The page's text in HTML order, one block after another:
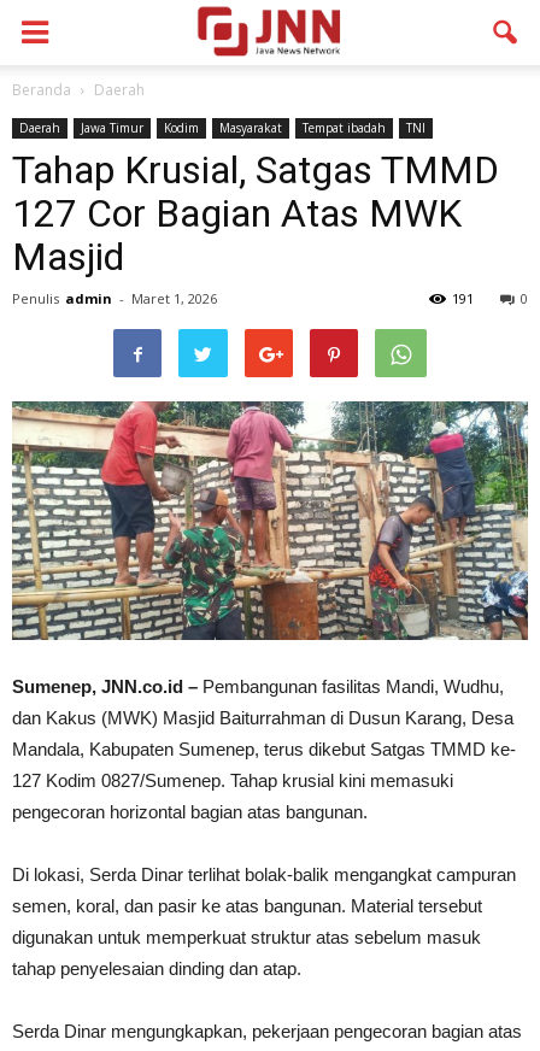
Beranda Daerah
Daerah Jawa Timur Kodim Masyarakat Tempat ibadah TNI
Tahap Krusial, Satgas TMMD
127 Cor Bagian Atas MWK
Masjid
Penulis admin - Maret 1, 2026 0
191
Sumenep, JNN.co.id – Pembangunan fasilitas Mandi, Wudhu,
dan Kakus (MWK) Masjid Baiturrahman di Dusun Karang, Desa
Mandala, Kabupaten Sumenep, terus dikebut Satgas TMMD ke-
127 Kodim 0827/Sumenep. Tahap krusial kini memasuki
pengecoran horizontal bagian atas bangunan.
Di lokasi, Serda Dinar terlihat bolak-balik mengangkat campuran
semen, koral, dan pasir ke atas bangunan. Material tersebut
digunakan untuk memperkuat struktur atas sebelum masuk
tahap penyelesaian dinding dan atap.
Serda Dinar mengungkapkan, pekerjaan pengecoran bagian atas